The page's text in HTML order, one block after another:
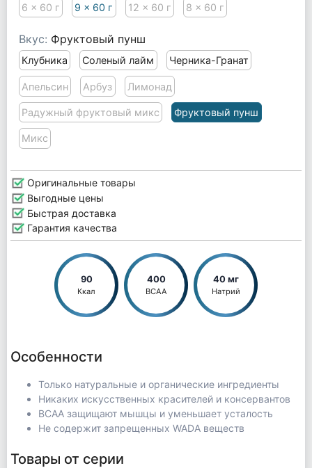
6 x 60 г 9 x 60 г 12 x 60 г 8 x 60 г
Вкус: Фруктовый пунш
Клубника Соленый лайм Черника-Гранат
Апельсин Арбуз Лимонад
Радужный фруктовый микс Фруктовый пунш
Микс
Оригинальные товары
Выгодные цены
Быстрая доставка
Гарантия качества
90
Ккал
400
BCAA
40 мг
Натрий
Особенности
Только натуральные и органические ингредиенты
Никаких искусственных красителей и консервантов
ВСАА защищают мышцы и уменьшает усталость
Не содержит запрещенных WADA веществ
Товары от серии